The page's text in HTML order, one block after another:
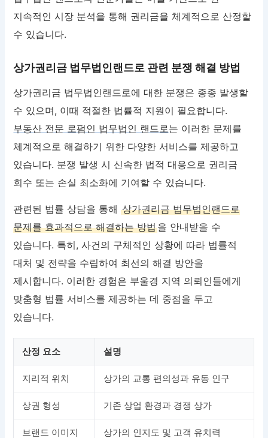
지속적인 시장 분석을 통해 권리금을 체계적으로 산정할
수 있습니다.
상가권리금 법무법인랜드로 관련 분쟁 해결 방법
상가권리금 법무법인랜드로에 대한 분쟁은 종종 발생할
수 있으며, 이때 적절한 법률적 지원이 필요합니다.
부동산 전문 로펌인 법무법인 랜드로는 이러한 문제를
체계적으로 해결하기 위한 다양한 서비스를 제공하고
있습니다. 분쟁 발생 시 신속한 법적 대응으로 권리금
회수 또는 손실 최소화에 기여할 수 있습니다.
관련된 법률 상담을 통해상가권리금 법무법인랜드로
문제를 효과적으로 해결하는 방법을 안내받을 수
있습니다. 특히, 사건의 구체적인 상황에 따라 법률적
대처 및 전략을 수립하여 최선의 해결 방안을
제시합니다. 이러한 경험은 부울경 지역 의뢰인들에게
맞춤형 법률 서비스를 제공하는 데 중점을 두고
있습니다.
산정 요소 설명
지리적 위치 상가의 교통 편의성과 유동 인구
상권 형성 기존 상업 환경과 경쟁 상가
브랜드 이미지 상가의 인지도 및 고객 유치력